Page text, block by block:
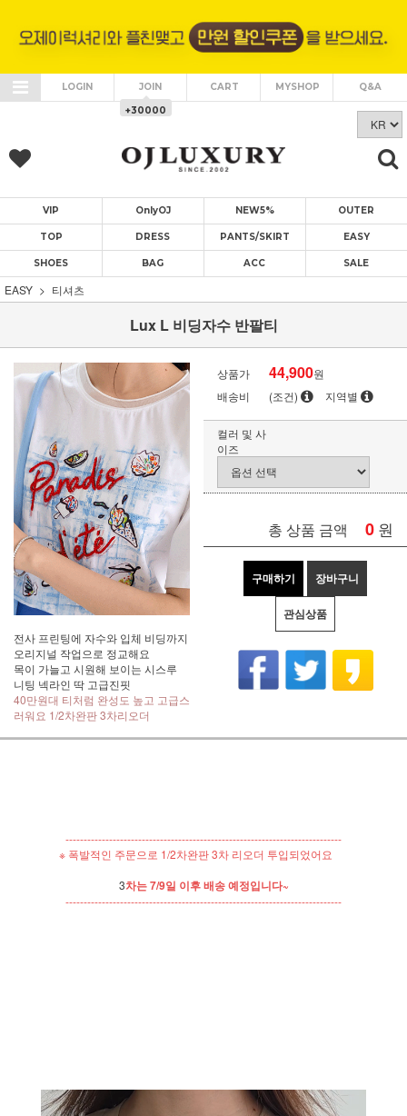
LOGIN JOIN
+30000
CART MYSHOP Q&A
VIP OnlyOJ NEW5% OUTER
TOP DRESS PANTS/SKIRT EASY
SHOES BAG ACC SALE
EASY 티셔츠
Lux L 비딩자수 반팔티
전사 프린팅에 자수와 입체 비딩까지
오리지널 작업으로 정교해요
목이 가늘고 시원해 보이는 시스루
니팅 넥라인 딱 고급진핏
40만원대 티처럼 완성도 높고 고급스
러워요 1/2차완판 3차리오더
상품가 44,900원
배송비
(조건) 지역별
컬러 및 사
이즈
총 상품 금액 0 원
구매하기 장바구니
관심상품
----------------------------------------------------------------------------
※ 폭발적인 주문으로 1/2차완판 3차 리오더 투입되었어요
3차는 7/9일 이후 배송 예정입니다~
----------------------------------------------------------------------------